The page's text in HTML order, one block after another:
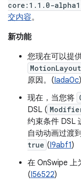
core:1.1.0-
交内容。
新功能
您现在可以提
MotionLayout
原因。(Iada0c)
现在，当您将
DSL (
约束条件 DSL
自动动画过渡
true (I9abf1)
在 OnSwipe 上
(I56522)